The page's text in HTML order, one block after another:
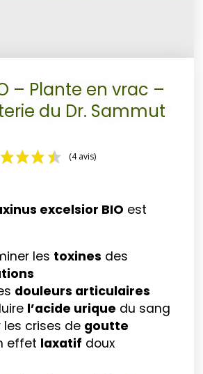
– Plante en vrac –
du Dr. Sammut
(4 avis)
excelsior BIO est
les toxines des
douleurs articulaires
l’acide urique du sang
les crises de goutte
effet laxatif doux